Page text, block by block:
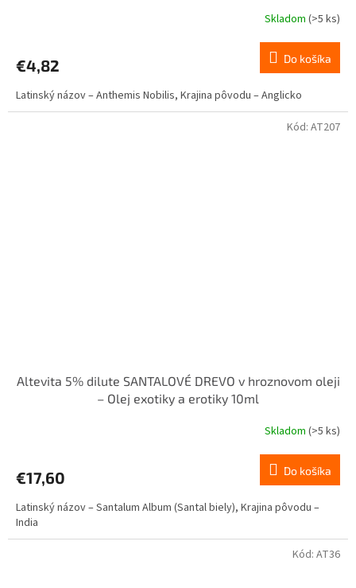
je
z
5
Skladom(>5 ks)
€4,82 Do košíka
Latinský názov – Anthemis Nobilis, Krajina pôvodu – Anglicko
Altevita 5% dilute SANTALOVÉ DREVO v hroznovom oleji
– Olej exotiky a erotiky 10ml
je
z
5
hviezdičiek.
Skladom(>5 ks)
€17,60 Do košíka
Latinský názov – Santalum Album (Santal biely), Krajina pôvodu –
India
Kód: AT207
Kód: AT36